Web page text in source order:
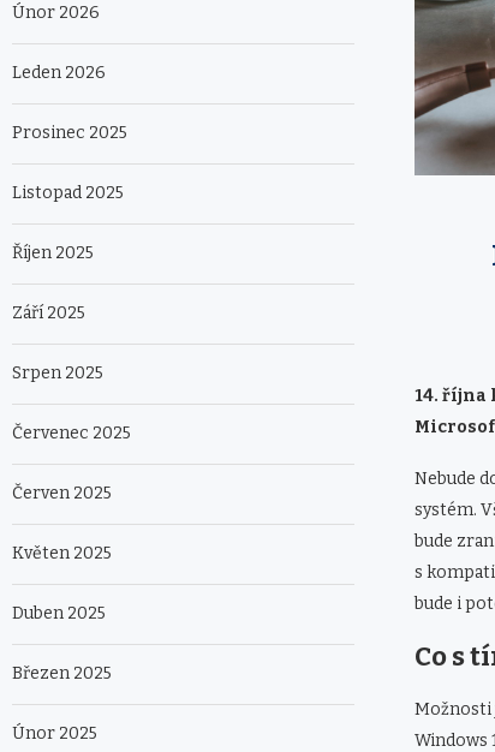
14. října
Nebude
systém.
bude
s
bude i
Co s
Možnosti
Windows
Únor 2026
Leden 2026
Prosinec 2025
Listopad 2025
Říjen 2025
Září 2025
Srpen 2025
Červenec 2025
Červen 2025
Květen 2025
Duben 2025
Březen 2025
Únor 2025